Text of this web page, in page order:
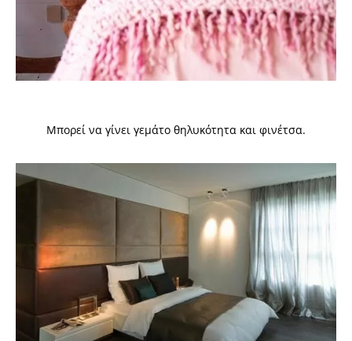
Μπορεί να γίνει γεμάτο θηλυκότητα και φινέτσα.